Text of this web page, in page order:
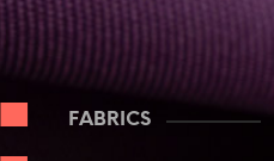
FABRICS